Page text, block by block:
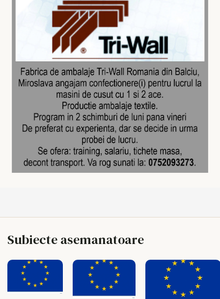
Subiecte asemanatoare